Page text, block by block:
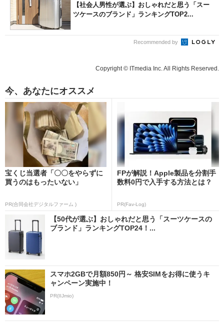
【社会人男性が選ぶ】おしゃれだと思う「スー
ツケースのブランド」ランキングTOP2...
Recommended by
Copyright © ITmedia Inc. All Rights Reserved.
今、あなたにオススメ
宝くじ当選者「〇〇をやらずに
買うのはもったいない」
PR(合同会社デジタルファーム )
FPが解説！Apple製品を分割手
数料0円で入手する方法とは？
PR(Fav-Log)
【50代が選ぶ】おしゃれだと思う「スーツケースの
ブランド」ランキングTOP24！...
スマホ2GBで月額850円～ 格安SIMをお得に使うキ
ャンペーン実施中！
PR(IIJmio)